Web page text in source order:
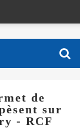
de
sur
- RCF